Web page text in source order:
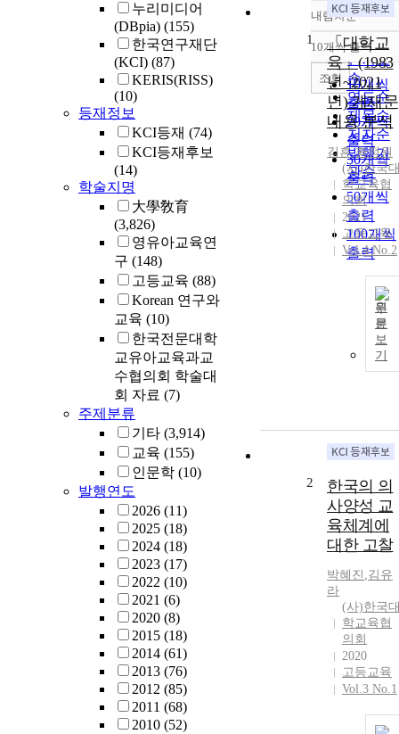
누리미디어
(DBpia) (155)
한국연구재단
(KCI) (87)
KERIS(RISS)
(10)
등재정보
KCI등재 (74)
KCI등재후보
(14)
학술지명
大學敎育
(3,826)
영유아교육연
구 (148)
고등교육 (88)
Korean 연구와
교육 (10)
한국전문대학
교유아교육과교
수협의회 학술대
회 자료 (7)
주제분류
기타 (3,914)
교육 (155)
인문학 (10)
발행연도
2026 (11)
2025 (18)
2024 (18)
2023 (17)
2022 (10)
2021 (6)
2020 (8)
2015 (18)
2014 (61)
2013 (76)
2012 (85)
2011 (68)
2010 (52)
정확도
순
인기도
순
연도순
제목순
저자순
발행기
관순
내림차순
내림차
10개씩 출력
10개씩
출력
20개씩
출력
30개씩
출력
50개씩
출력
100개씩
출력
조회
1
「대학교
육」(1983
년~2021
년) 게재문
내용 분석
김흔,황정원
(사)한국
학교육협
의회
2021
고등교육
Vol.4 No.2
원
문
보
기
2
한국의 의
사양성 교
육체계에
대한 고찰
박혜진 ,김유
라
(사)한국
학교육협
의회
2020
고등교육
Vol.3 No.1